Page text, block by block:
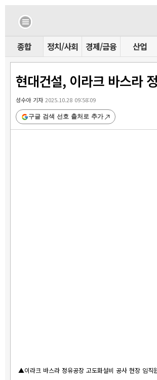
종합 정치/사회 경제/금융 산업
현대건설, 이라크 바스라
성수아 기자2025.10.28 09:58:09
구글 검색 선호 출처로 추가
▲이라크 바스라 정유공장 고도화설비 공사 현장 임직